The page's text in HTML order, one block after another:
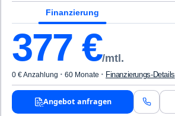
Finanzierung
377 €/mtl.
0 € Anzahlung · 60 Monate · Finanzierungs-Details
Angebot anfragen